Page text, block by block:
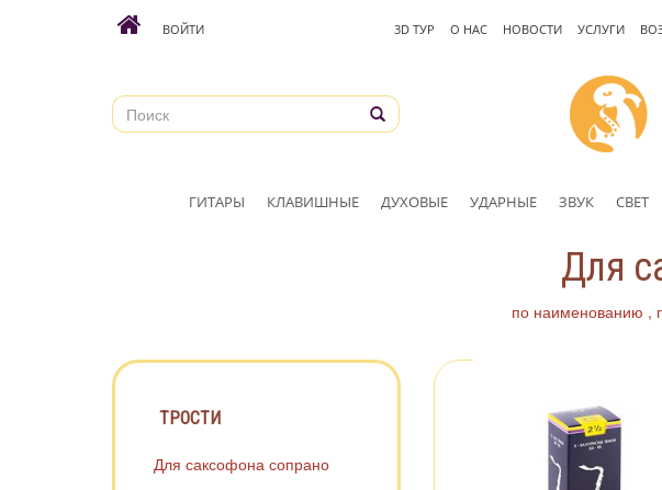
ВОЙТИ 3D ТУР О НАС НОВОСТИ УСЛУГИ
ГИТАРЫ КЛАВИШНЫЕ ДУХОВЫЕ УДАРНЫЕ ЗВУК СВЕТ
Для
по наименованию
ТРОСТИ
Для саксофона сопрано